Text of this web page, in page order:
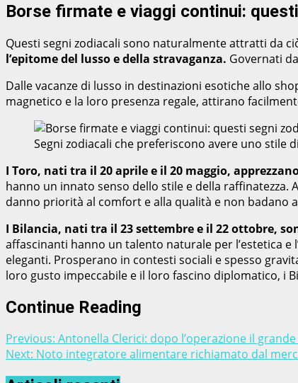
Borse firmate e viaggi continui:
Questi segni zodiacali sono naturalmente attratti da
l’epitome del lusso e della stravaganza. Governati
Dalle vacanze di lusso in destinazioni esotiche allo
magnetico e la loro presenza regale, attirano
Segni zodiacali che preferiscono avere uno stile
I Toro, nati tra il 20 aprile e il 20 maggio,
hanno un innato senso dello stile e della
danno priorità al comfort e alla qualità e non badano
I Bilancia, nati tra il 23 settembre e il 22 ottobre,
affascinanti hanno un talento naturale per l’estetica
eleganti. Prosperano in contesti sociali e spesso
loro gusto impeccabile e il loro fascino diplomatico, i
Continue Reading
Previous: Antonella Clerici: dopo l’operazione il
Next: Noto integratore alimentare richiamato dal